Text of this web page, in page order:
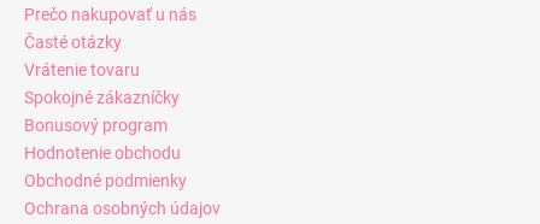
Prečo nakupovať u nás
Časté otázky
Vrátenie tovaru
Spokojné zákazníčky
Bonusový program
Hodnotenie obchodu
Obchodné podmienky
Ochrana osobných údajov